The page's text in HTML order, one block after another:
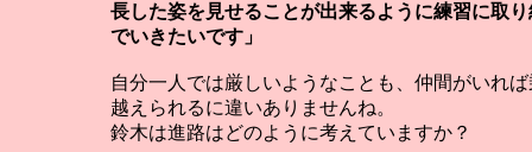
長した姿を見せることが出来るように練習に取
でいきたいです」
自分一人では厳しいようなことも、仲間がいれ
越えられるに違いありませんね。
鈴木は進路はどのように考えていますか？